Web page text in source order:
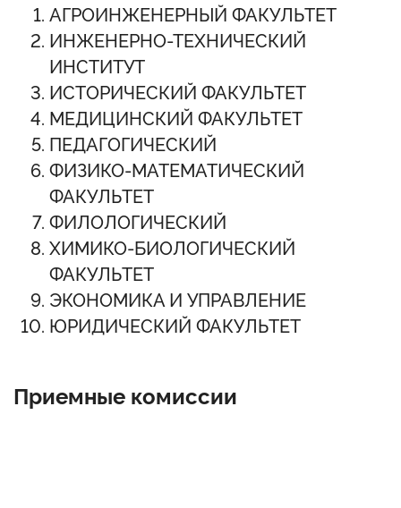
АГРОИНЖЕНЕРНЫЙ ФАКУЛЬТЕТ
ИНЖЕНЕРНО-ТЕХНИЧЕСКИЙ
ИНСТИТУТ
ИСТОРИЧЕСКИЙ ФАКУЛЬТЕТ
МЕДИЦИНСКИЙ ФАКУЛЬТЕТ
ПЕДАГОГИЧЕСКИЙ
ФИЗИКО-МАТЕМАТИЧЕСКИЙ
ФАКУЛЬТЕТ
ФИЛОЛОГИЧЕСКИЙ
ХИМИКО-БИОЛОГИЧЕСКИЙ
ФАКУЛЬТЕТ
ЭКОНОМИКА И УПРАВЛЕНИЕ
ЮРИДИЧЕСКИЙ ФАКУЛЬТЕТ
Приемные комиссии